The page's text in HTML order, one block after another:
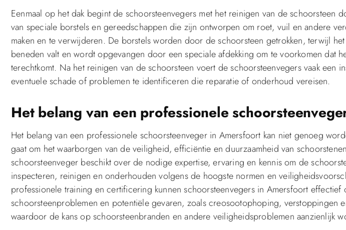
Eenmaal op het dak begint de schoorsteenvegers met het reinigen van de schoorsteen
van speciale borstels en gereedschappen die zijn ontworpen om roet, vuil en andere
maken en te verwijderen. De borstels worden door de schoorsteen getrokken, terwijl het
beneden valt en wordt opgevangen door een speciale afdekking om te voorkomen dat
terechtkomt. Na het reinigen van de schoorsteen voert de schoorsteenvegers vaak een
eventuele schade of problemen te identificeren die reparatie of onderhoud vereisen.
Het belang van een professionele
Het belang van een professionele schoorsteenveger in Amersfoort kan niet genoeg
gaat om het waarborgen van de veiligheid, efficiëntie en duurzaamheid van
schoorsteenveger beschikt over de nodige expertise, ervaring en kennis om de
inspecteren, reinigen en onderhouden volgens de hoogste normen en
professionele training en certificering kunnen schoorsteenvegers in Amersfoort effectief
schoorsteenproblemen en potentiële gevaren, zoals creosootophoping, verstoppingen
waardoor de kans op schoorsteenbranden en andere veiligheidsproblemen aanzienlijk